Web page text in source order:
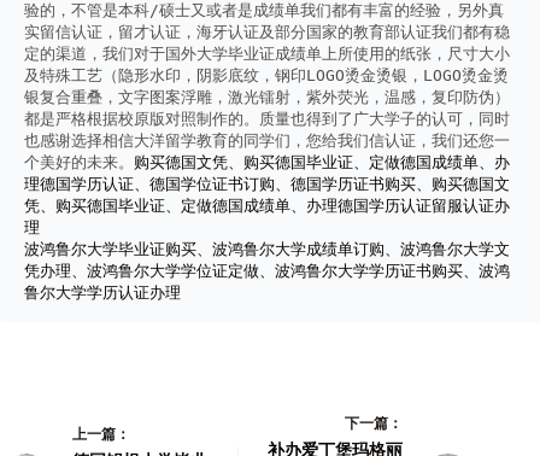
验的，不管是本科/硕士又或者是成绩单我们都有丰富的经验，另外真
实留信认证，留才认证，海牙认证及部分国家的教育部认证我们都有稳
定的渠道，我们对于国外大学毕业证成绩单上所使用的纸张，尺寸大小
及特殊工艺（隐形水印，阴影底纹，钢印LOGO烫金烫银，LOGO烫金烫
银复合重叠，文字图案浮雕，激光镭射，紫外荧光，温感，复印防伪）
都是严格根据校原版对照制作的。质量也得到了广大学子的认可，同时
也感谢选择相信大洋留学教育的同学们，您给我们信认证，我们还您一
个美好的未来。 购买德国文凭、购买德国毕业证、定做德国成绩单、办
理德国学历认证、德国学位证书订购、德国学历证书购买、购买德国文
凭、购买德国毕业证、定做德国成绩单、办理德国学历认证留服认证办
理
波鸿鲁尔大学毕业证购买、波鸿鲁尔大学成绩单订购、波鸿鲁尔大学文
凭办理、波鸿鲁尔大学学位证定做、波鸿鲁尔大学学历证书购买、波鸿
鲁尔大学学历认证办理
上一篇：
下一篇：
补办爱丁堡玛格丽